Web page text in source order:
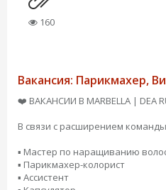
160
Вакансия: Парикмахер,
❤️ ВАКАНСИИ В MARBELLA | DEA
В связи с расширением
▪️ Мастер по наращиванию
▪️ Парикмахер-колорист
▪️ Ассистент